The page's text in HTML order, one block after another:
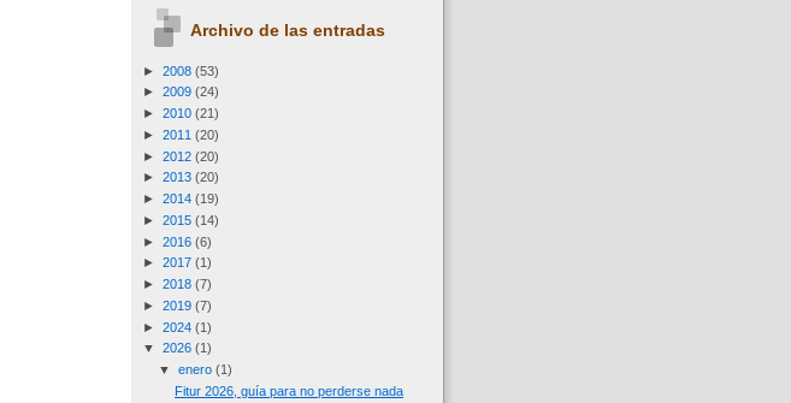
Archivo de las entradas
► 2008 (53)
► 2009 (24)
► 2010 (21)
► 2011 (20)
► 2012 (20)
► 2013 (20)
► 2014 (19)
► 2015 (14)
► 2016 (6)
► 2017 (1)
► 2018 (7)
► 2019 (7)
► 2024 (1)
▼ 2026 (1)
▼ enero (1)
Fitur 2026, guía para no perderse nada